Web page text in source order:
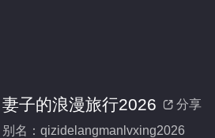
 分享
妻子的浪漫旅行2026
别名：qizidelangmanlvxing2026